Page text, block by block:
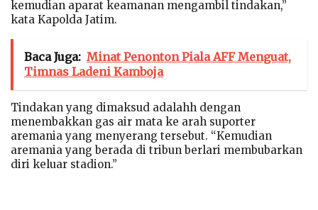
kemudian aparat keamanan mengambil tindakan,”
kata Kapolda Jatim.
Baca Juga: Minat Penonton Piala AFF Menguat,
Timnas Ladeni Kamboja
Tindakan yang dimaksud adalahh dengan
menembakkan gas air mata ke arah suporter
aremania yang menyerang tersebut. “Kemudian
aremania yang berada di tribun berlari membubarkan
diri keluar stadion.”